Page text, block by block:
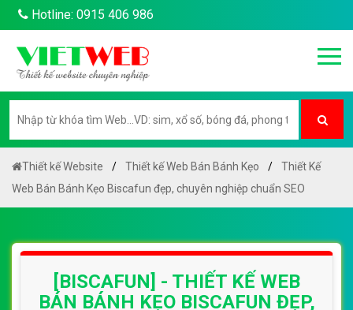
Hotline: 0915 406 986
Thiết kế Website Thiết kế Web Bán Bánh Kẹo
Thiết Kế
Web Bán Bánh Kẹo Biscafun đẹp, chuyên nghiệp chuẩn SEO
[BISCAFUN] - THIẾT KẾ WEB
BÁN BÁNH KẸO BISCAFUN ĐẸP,